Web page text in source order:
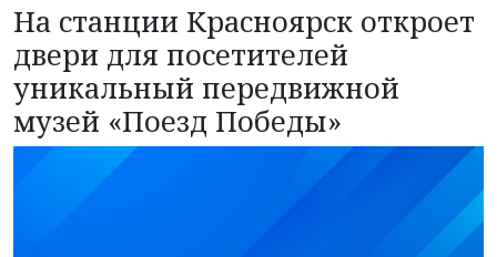
На станции Красноярск откроет
двери для посетителей
уникальный передвижной
музей «Поезд Победы»